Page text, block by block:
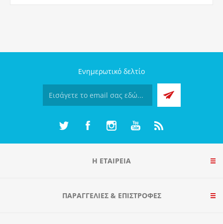
Ενημερωτικό δελτίο
Η ΕΤΑΙΡΕΙΑ
ΠΑΡΑΓΓΕΛΊΕΣ & ΕΠΙΣΤΡΟΦΈΣ